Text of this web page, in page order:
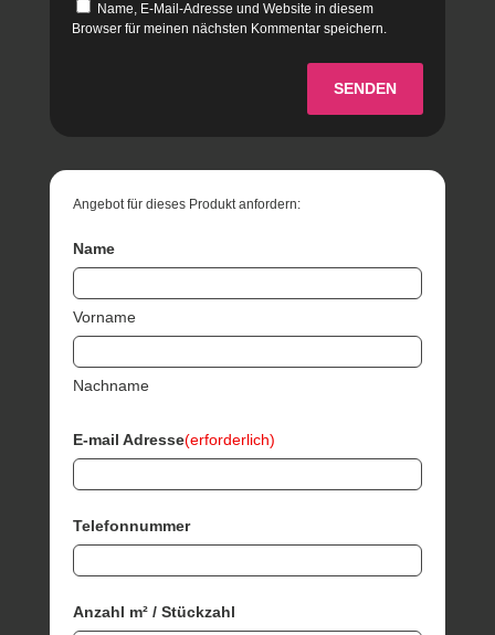
Name, E-Mail-Adresse und Website in diesem
Browser für meinen nächsten Kommentar speichern.
SENDEN
Angebot für dieses Produkt anfordern:
Name
Vorname
Nachname
E-mail Adresse(erforderlich)
Telefonnummer
Anzahl m² / Stückzahl